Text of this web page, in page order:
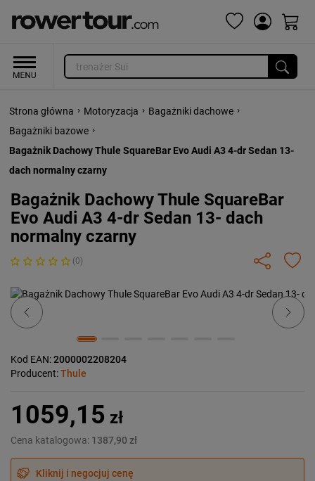
Strona główna › Motoryzacja › Bagażniki dachowe ›
Bagażniki bazowe ›
Bagażnik Dachowy Thule SquareBar Evo Audi A3 4-dr Sedan 13-
dach normalny czarny
Bagażnik Dachowy Thule SquareBar
Evo Audi A3 4-dr Sedan 13- dach
normalny czarny
(0)
Previous Next
Kod EAN:2000002208204
Producent:Thule
1059,15 zł
Cena katalogowa: 1387,90 zł
Kliknij i negocjuj cenę